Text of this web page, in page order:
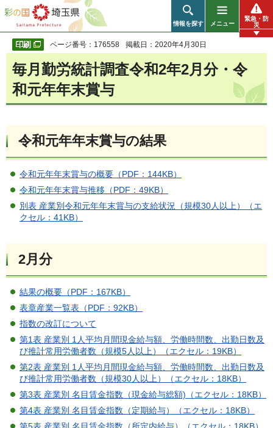
彩の国 埼玉県
情報を探す メニュー
緊急・防
災
ページ番号：176558 掲載日：2020年4月30日
毎月勤労統計調査令和2年2月分・令
和元年年末賞与
令和元年年末賞与の結果
令和元年年末賞与の概要（PDF：144KB）
令和元年年末賞与推移（PDF：49KB）
別表 産業別令和元年年末賞与の支給状況（規模30人以上）（エ
クセル：41KB）
2月分
結果の概要（PDF：167KB）
表章産業一覧表（PDF：92KB）
指数の改訂について
第1表 産業別 1人平均月間現金給与額、労働時間数、出勤日数及
び推計常用労働者数（規模5人以上）（エクセル：19KB）
第2表 産業別 1人平均月間現金給与額、労働時間数、出勤日数及
び推計常用労働者数（規模30人以上）（エクセル：18KB）
第3表 産業別 名目賃金指数（現金給与総額)（エクセル：18KB）
第4表 産業別 名目賃金指数（定期給与）（エクセル：18KB）